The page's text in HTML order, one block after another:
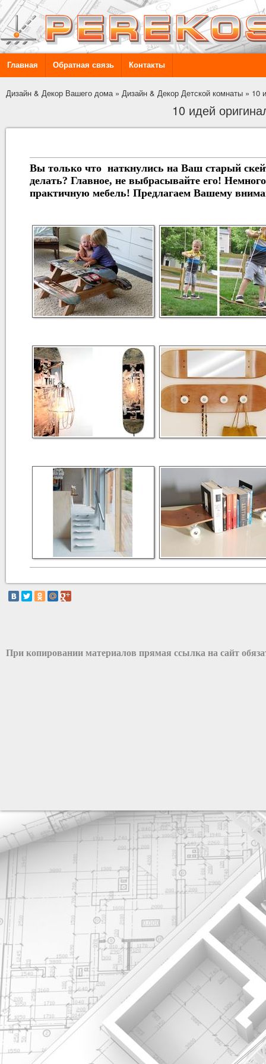
Главная Обратная связь Контакты
Дизайн & Декор Вашего дома» Дизайн & Декор Детской комнаты » 10
10 идей
Вы только что наткнулись на Ваш старый
делать? Главное, не выбрасывайте его!
практичную мебель! Предлагаем Вашему
При копировании материалов прямая ссылка на сайт